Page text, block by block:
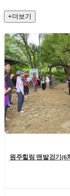
+더보기